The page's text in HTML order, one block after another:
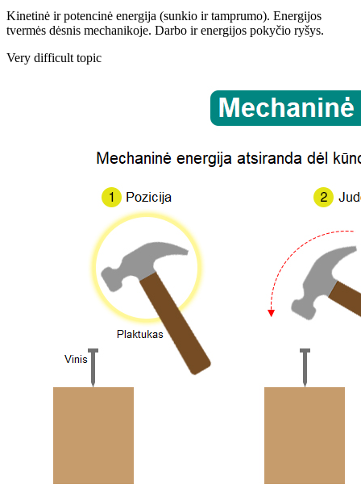
Kinetinė ir potencinė energija (sunkio ir tamprumo). Energijos
tvermės dėsnis mechanikoje. Darbo ir energijos pokyčio ryšys.
Very difficult topic